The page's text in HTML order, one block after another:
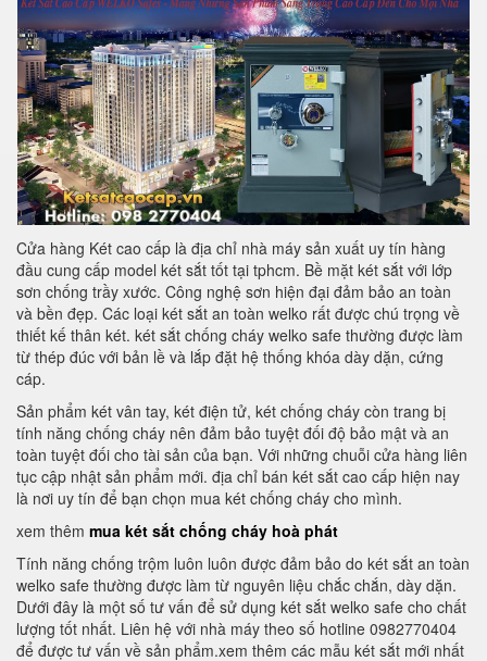
Cửa hàng Két cao cấp là địa chỉ nhà máy sản xuất uy tín hàng
đầu cung cấp model két sắt tốt tại tphcm. Bề mặt két sắt với lớp
sơn chống trầy xước. Công nghệ sơn hiện đại đảm bảo an toàn
và bền đẹp. Các loại két sắt an toàn welko rất được chú trọng về
thiết kế thân két. két sắt chống cháy welko safe thường được làm
từ thép đúc với bản lề và lắp đặt hệ thống khóa dày dặn, cứng
cáp.
Sản phẩm két vân tay, két điện tử, két chống cháy còn trang bị
tính năng chống cháy nên đảm bảo tuyệt đối độ bảo mật và an
toàn tuyệt đối cho tài sản của bạn. Với những chuỗi cửa hàng liên
tục cập nhật sản phẩm mới. địa chỉ bán két sắt cao cấp hiện nay
là nơi uy tín để bạn chọn mua két chống cháy cho mình.
xem thêm mua két sắt chống cháy hoà phát
Tính năng chống trộm luôn luôn được đảm bảo do két sắt an toàn
welko safe thường được làm từ nguyên liệu chắc chắn, dày dặn.
Dưới đây là một số tư vấn để sử dụng két sắt welko safe cho chất
lượng tốt nhất. Liên hệ với nhà máy theo số hotline 0982770404
để được tư vấn về sản phẩm.xem thêm các mẫu két sắt mới nhất